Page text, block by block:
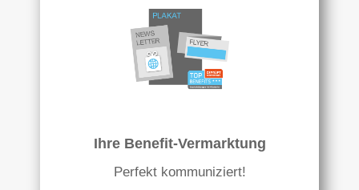
Ihre Benefit-Vermarktung
Perfekt kommuniziert!